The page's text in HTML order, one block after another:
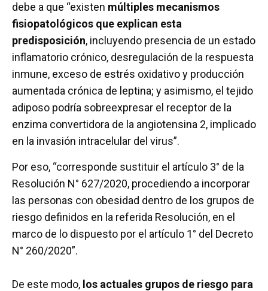
debe a que “existen múltiples mecanismos
fisiopatológicos que explican esta
predisposición, incluyendo presencia de un estado
inflamatorio crónico, desregulación de la respuesta
inmune, exceso de estrés oxidativo y producción
aumentada crónica de leptina; y asimismo, el tejido
adiposo podría sobreexpresar el receptor de la
enzima convertidora de la angiotensina 2, implicado
en la invasión intracelular del virus”.
Por eso, “corresponde sustituir el artículo 3° de la
Resolución N° 627/2020, procediendo a incorporar
las personas con obesidad dentro de los grupos de
riesgo definidos en la referida Resolución, en el
marco de lo dispuesto por el artículo 1° del Decreto
N° 260/2020”.
De este modo, los actuales grupos de riesgo para